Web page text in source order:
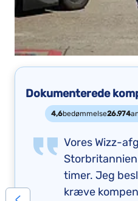
Dokumenterede
4,6bedømmelse26.974
Vores Wizz-
timer. Jeg
kræve